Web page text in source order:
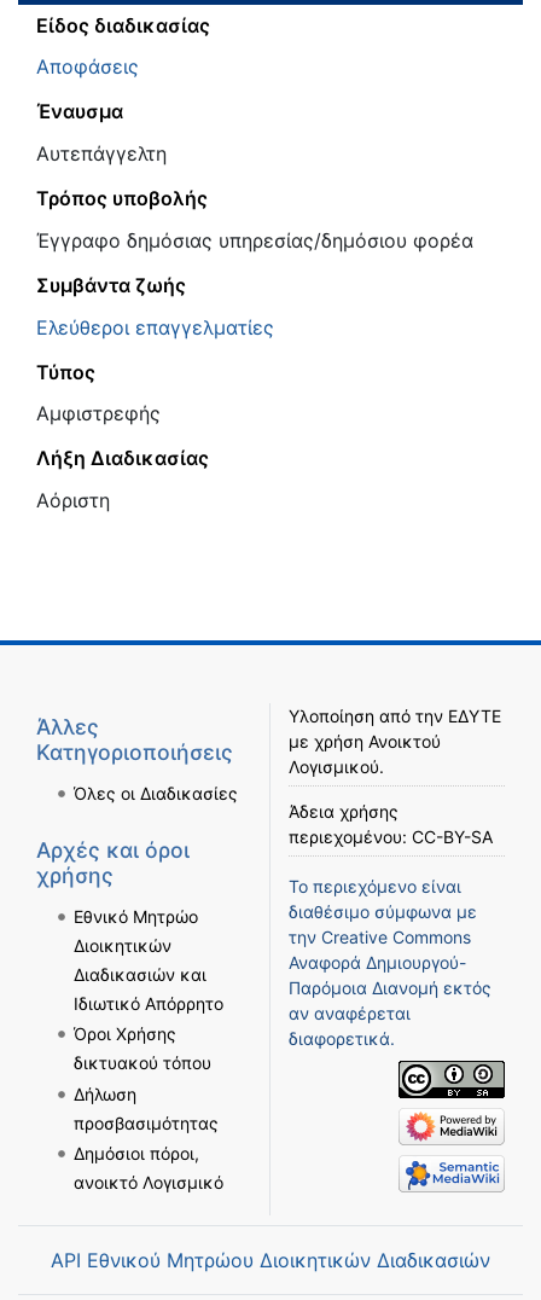
Είδος διαδικασίας
Αποφάσεις
Έναυσμα
Αυτεπάγγελτη
Τρόπος υποβολής
Έγγραφο δημόσιας υπηρεσίας/δημόσιου φορέα
Συμβάντα ζωής
Ελεύθεροι επαγγελματίες
Τύπος
Αμφιστρεφής
Λήξη Διαδικασίας
Αόριστη
Άλλες
Κατηγοριοποιήσεις
Όλες οι Διαδικασίες
Αρχές και όροι
χρήσης
Εθνικό Μητρώο
Διοικητικών
Διαδικασιών και
Ιδιωτικό Απόρρητο
Όροι Χρήσης
δικτυακού τόπου
Δήλωση
προσβασιμότητας
Δημόσιοι πόροι,
ανοικτό Λογισμικό
Υλοποίηση από την ΕΔΥΤΕ
με χρήση Ανοικτού
Λογισμικού.
Άδεια χρήσης
περιεχομένου: CC-BY-SA
Το περιεχόμενο είναι
διαθέσιμο σύμφωνα με
την Creative Commons
Αναφορά Δημιουργού-
Παρόμοια Διανομή εκτός
αν αναφέρεται
διαφορετικά.
API Εθνικού Μητρώου Διοικητικών Διαδικασιών